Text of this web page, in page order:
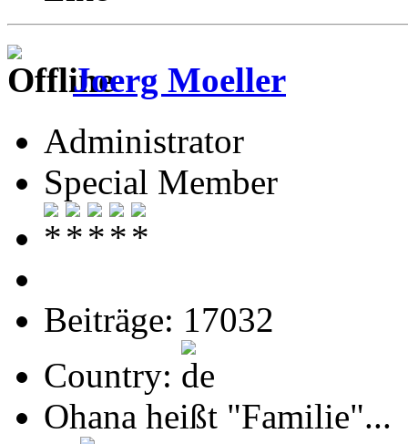
Joerg Moeller
Administrator
Special Member
Beiträge: 17032
Country:
Ohana heißt "Familie"...